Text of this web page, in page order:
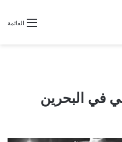
القائمة
في البحرين